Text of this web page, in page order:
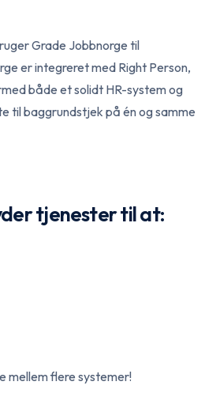
Grade Jobbnorge til
er integreret med Right Person,
både et solidt HR-system og
til baggrundstjek på én og samme
tjenester til at:
mellem flere systemer!